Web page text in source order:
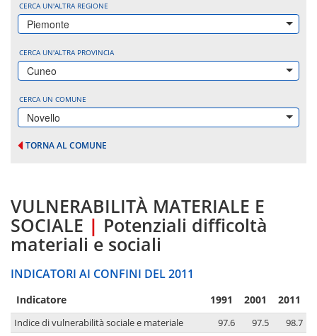
CERCA UN'ALTRA REGIONE
Piemonte
CERCA UN'ALTRA PROVINCIA
Cuneo
CERCA UN COMUNE
Novello
TORNA AL COMUNE
VULNERABILITÀ MATERIALE E
SOCIALE | Potenziali difficoltà
materiali e sociali
INDICATORI AI CONFINI DEL 2011
Indicatore 1991 2001 2011
Indice di vulnerabilità sociale e materiale 97.6 97.5
98.7